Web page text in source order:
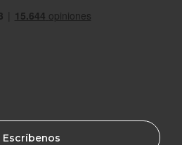
Escríbenos